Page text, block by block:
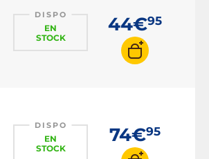
DISPO
EN
STOCK
44€95
DISPO
EN
STOCK
74€95